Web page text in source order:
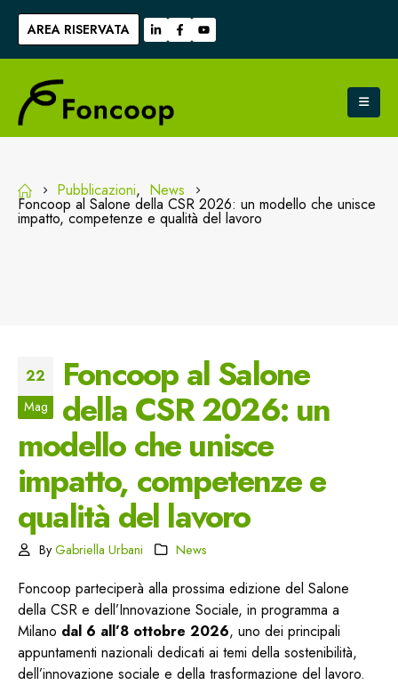
AREA RISERVATA
Pubblicazioni, News
Foncoop al Salone della CSR 2026: un modello che unisce
impatto, competenze e qualità del lavoro
22
Mag
Foncoop al Salone
della CSR 2026: un
modello che unisce
impatto, competenze e
qualità del lavoro
By Gabriella Urbani News
Foncoop parteciperà alla prossima edizione del Salone
della CSR e dell’Innovazione Sociale, in programma a
Milano dal 6 all’8 ottobre 2026, uno dei principali
appuntamenti nazionali dedicati ai temi della sostenibilità,
dell’innovazione sociale e della trasformazione del lavoro.